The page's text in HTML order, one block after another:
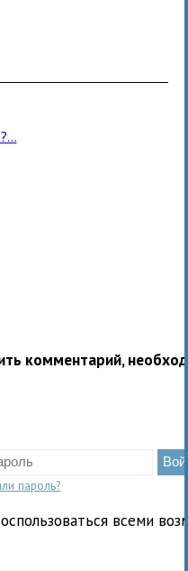
комментарий,
пароль?
всеми